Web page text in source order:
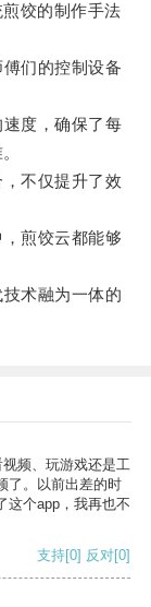
饺的制作手法
们的控制设备
度，确保了每
不仅提升了效
煎饺云都能够
术融为一体的
频、玩游戏还是工
了。以前出差的时
这个app，我再也不
支持[0] 反对[0]